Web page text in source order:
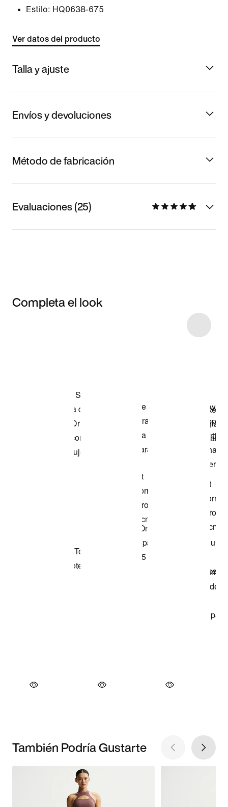
Estilo: HQ0638-675
Ver datos del producto
Talla y ajuste
Envíos y devoluciones
Método de fabricación
Evaluaciones (25)
Completa el look
También Podría Gustarte